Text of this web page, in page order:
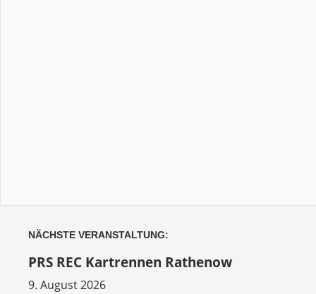
NÄCHSTE VERANSTALTUNG:
PRS REC Kartrennen Rathenow
9. August 2026